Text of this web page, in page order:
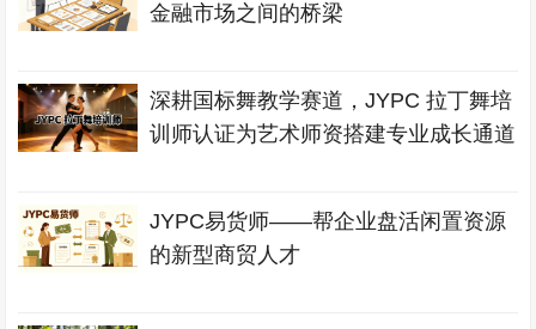
金融市场之间的桥梁
深耕国标舞教学赛道，JYPC 拉丁舞培
训师认证为艺术师资搭建专业成长通道
JYPC易货师——帮企业盘活闲置资源
的新型商贸人才